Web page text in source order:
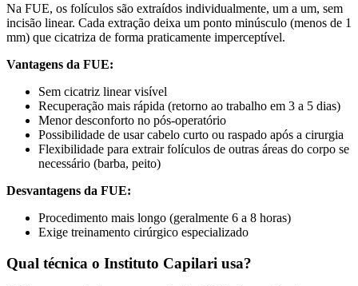
Na FUE, os folículos são extraídos individualmente, um a um, sem
incisão linear. Cada extração deixa um ponto minúsculo (menos de 1
mm) que cicatriza de forma praticamente imperceptível.
Vantagens da FUE:
Sem cicatriz linear visível
Recuperação mais rápida (retorno ao trabalho em 3 a 5 dias)
Menor desconforto no pós-operatório
Possibilidade de usar cabelo curto ou raspado após a cirurgia
Flexibilidade para extrair folículos de outras áreas do corpo se
necessário (barba, peito)
Desvantagens da FUE:
Procedimento mais longo (geralmente 6 a 8 horas)
Exige treinamento cirúrgico especializado
Qual técnica o Instituto Capilari usa?